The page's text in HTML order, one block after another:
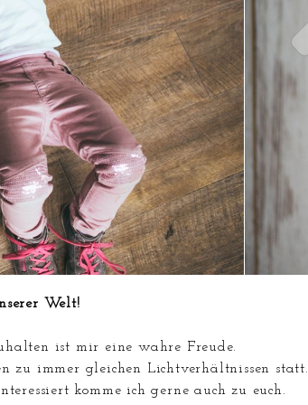
Welt!
ist mir eine wahre Freude.
zu immer gleichen Lichtverhältnissen statt.
komme ich gerne auch zu euch.